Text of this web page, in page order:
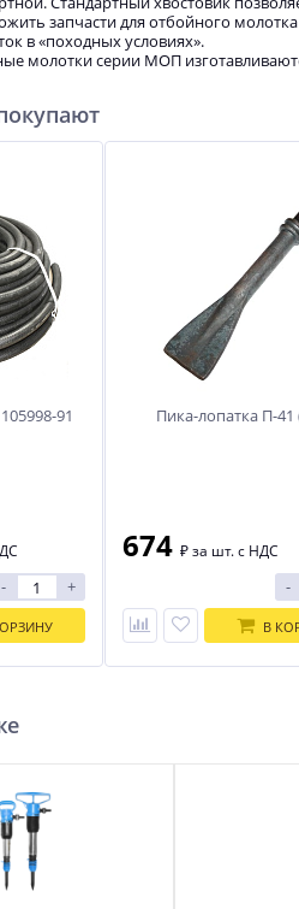
запчасти для отбойного
в «походных условиях».
молотки серии МОП
91
- +
Пика-лопатка П-41
674 ₽за шт. с НДС
-
В